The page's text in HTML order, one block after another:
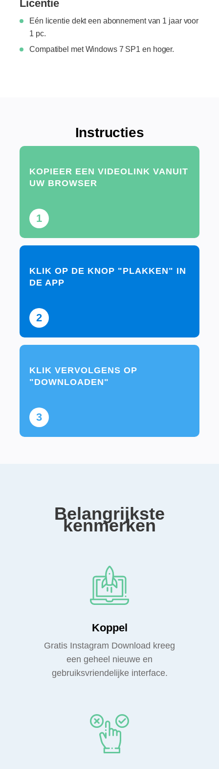
Licentie
Eén licentie dekt een abonnement van 1 jaar voor
1 pc.
Compatibel met Windows 7 SP1 en hoger.
Instructies
1
KOPIEER EEN VIDEOLINK VANUIT
UW BROWSER
2
KLIK OP DE KNOP "PLAKKEN" IN
DE APP
3
KLIK VERVOLGENS OP
"DOWNLOADEN"
Belangrijkste
kenmerken
Koppel
Gratis Instagram Download kreeg
een geheel nieuwe en
gebruiksvriendelijke interface.